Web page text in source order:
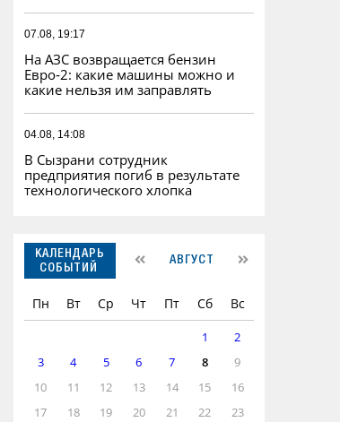
07.08, 19:17
На АЗС возвращается бензин
Евро‑2: какие машины можно и
какие нельзя им заправлять
04.08, 14:08
В Сызрани сотрудник
предприятия погиб в результате
технологического хлопка
КАЛЕНДАРЬ
СОБЫТИЙ
АВГУСТ
Пн Вт Ср Чт Пт Сб Вс
1
2
3
4 5 6 7 8
9
10
11 12 13 14 15
16
17
18 19 20 21 22 23